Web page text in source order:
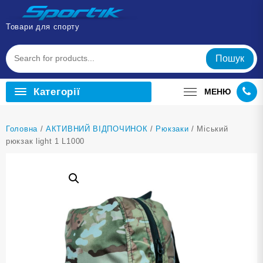
Перейти
вмісту
Товари для спорту
Пошук
Категорії МЕНЮ
Головна /АКТИВНИЙ ВІДПОЧИНОК / Рюкзаки / Міський
рюкзак light 1 L1000